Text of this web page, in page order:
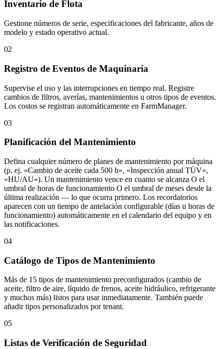
Inventario de Flota
Gestione números de serie, especificaciones del fabricante, años de
modelo y estado operativo actual.
02
Registro de Eventos de Maquinaria
Supervise el uso y las interrupciones en tiempo real. Registre
cambios de filtros, averías, mantenimientos u otros tipos de eventos.
Los costos se registran automáticamente en FarmManager.
03
Planificación del Mantenimiento
Defina cualquier número de planes de mantenimiento por máquina
(p. ej. «Cambio de aceite cada 500 h», «Inspección anual TÜV»,
«HU/AU»). Un mantenimiento vence en cuanto se alcanza O el
umbral de horas de funcionamiento O el umbral de meses desde la
última realización — lo que ocurra primero. Los recordatorios
aparecen con un tiempo de antelación configurable (días u horas de
funcionamiento) automáticamente en el calendario del equipo y en
las notificaciones.
04
Catálogo de Tipos de Mantenimiento
Más de 15 tipos de mantenimiento preconfigurados (cambio de
aceite, filtro de aire, líquido de frenos, aceite hidráulico, refrigerante
y muchos más) listos para usar inmediatamente. También puede
añadir tipos personalizados por tenant.
05
Listas de Verificación de Seguridad